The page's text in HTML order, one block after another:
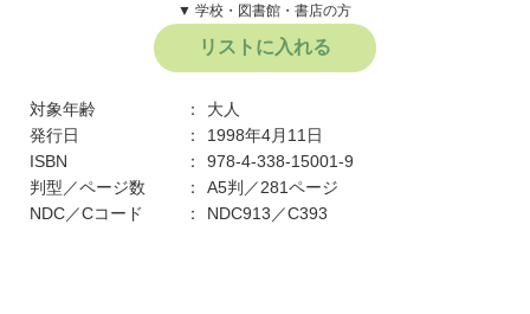
▼ 学校・図書館・書店の方
リストに入れる
対象年齢
大人
発行日
1998年4月11日
ISBN
978-4-338-15001-9
判型／ページ数
A5判／281ページ
NDC／Cコード
NDC913／C393